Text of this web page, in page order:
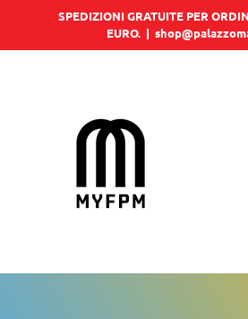
SPEDIZIONI GRATUITE PER
EURO. |